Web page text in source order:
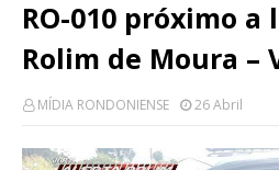
RO-010 próximo a
Rolim de Moura –
MÍDIA RONDONIENSE 26 Abril